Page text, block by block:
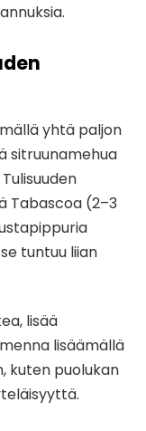
yhtä paljon
sitruunamehua
Tabascoa (2–3
tuntuu liian
lisää
lisäämällä
kuten puolukan